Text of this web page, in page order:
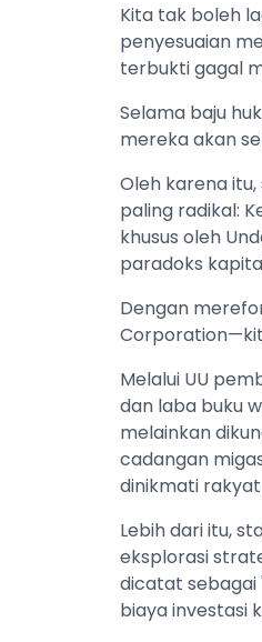
Kita tak boleh
penyesuaian
terbukti gagal
Selama baju
mereka akan
Oleh karena
paling radikal:
khusus oleh
paradoks
Dengan
Melalui UU
dan laba buku
melainkan
cadangan
dinikmati
Lebih dari itu,
eksplorasi
dicatat sebagai
biaya investasi